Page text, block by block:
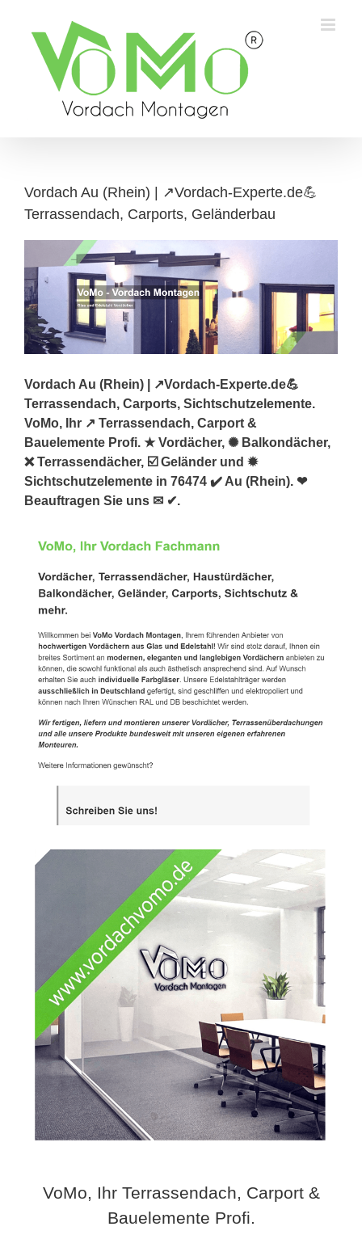
content
Vordach Au (Rhein) | ↗️Vordach-Experte.de💪
Terrassendach, Carports, Geländerbau
Vordach Au (Rhein) | ↗️Vordach-Experte.de💪
Terrassendach, Carports, Sichtschutzelemente.
VoMo, Ihr ↗️ Terrassendach, Carport &
Bauelemente Profi. ★ Vordächer, ✺ Balkondächer,
❌ Terrassendächer, ☑️ Geländer und ✹
Sichtschutzelemente in 76474 ✔️ Au (Rhein). ❤
Beauftragen Sie uns ✉ ✔.
VoMo, Ihr Terrassendach, Carport &
Bauelemente Profi.